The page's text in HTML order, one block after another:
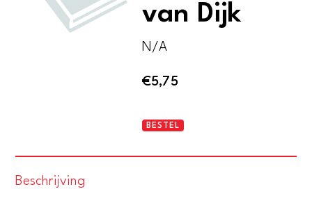
van Dijk
N/A
€5,75
Leendert
BESTEL
Beschrijving